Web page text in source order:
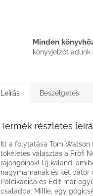
Minden
könyvjelzőt adunk
Leírás Beszélgetés
Termék részletes
Itt a folytatása Tom
tökéletes választás a Profi
rajongóinak! Új kaland,
nagymamának és két bátor
Pálcikacica és Edit már
családba: Millie, egy